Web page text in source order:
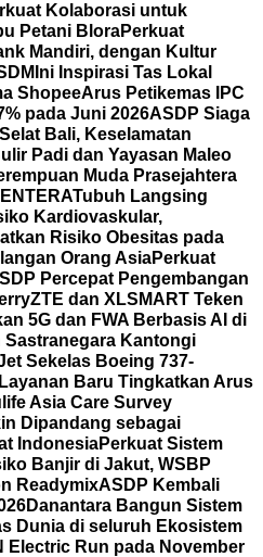
Kolaborasi untuk
Petani BloraPerkuat
Mandiri, dengan Kultur
Ini Inspirasi Tas Lokal
ShopeeArus Petikemas IPC
pada Juni 2026ASDP Siaga
Bali, Keselamatan
Padi dan Yayasan Maleo
Muda Prasejahtera
Tubuh Langsing
Kardiovaskular,
Risiko Obesitas pada
Orang AsiaPerkuat
Percepat Pengembangan
ZTE dan XLSMART Teken
5G dan FWA Berbasis AI di
Sastranegara Kantongi
Sekelas Boeing 737-
Baru Tingkatkan Arus
Asia Care Survey
Dipandang sebagai
IndonesiaPerkuat Sistem
Banjir di Jakut, WSBP
ReadymixASDP Kembali
Danantara Bangun Sistem
Dunia di seluruh Ekosistem
Electric Run pada November